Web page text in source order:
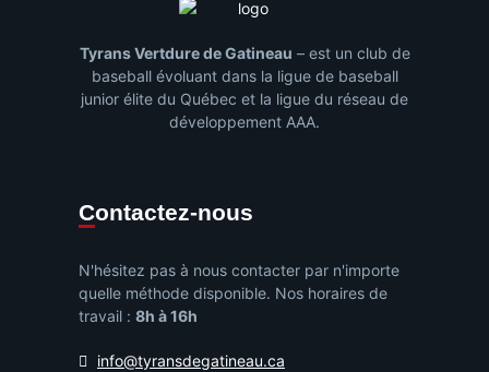
Tyrans Vertdure de Gatineau – est un club de
baseball évoluant dans la ligue de baseball
junior élite du Québec et la ligue du réseau de
développement AAA.
Contactez-nous
N'hésitez pas à nous contacter par n'importe
quelle méthode disponible. Nos horaires de
travail : 8h à 16h
info@tyransdegatineau.ca